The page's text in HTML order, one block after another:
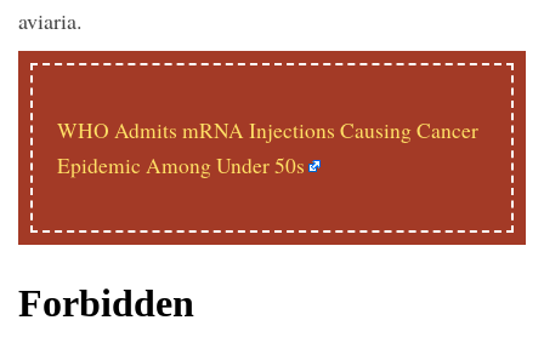
aviaria.
WHO Admits mRNA Injections Causing Cancer
Epidemic Among Under 50s